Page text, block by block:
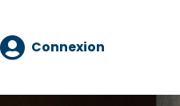
Connexion